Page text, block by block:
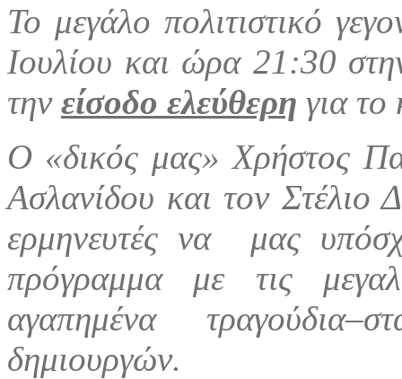
Το μεγάλο πολιτιστικό
Ιουλίου και ώρα 21:30
την είσοδο ελεύθερη για το
Ο «δικός μας» Χρήστος
Ασλανίδου και τον Στέλιο
ερμηνευτές να μας
πρόγραμμα με τις
αγαπημένα
δημιουργών.